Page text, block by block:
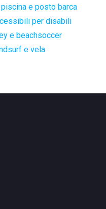
e posto barca
per disabili
e beachsoccer
e vela